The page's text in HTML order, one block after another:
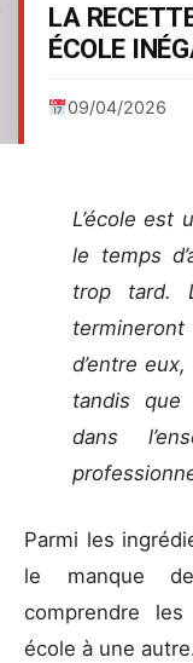
LA
ÉCOLE
09/04/2026
L’école est
le temps
trop tard.
d’entre
tandis que
dans
Parmi les
le manque
comprendre
école à une